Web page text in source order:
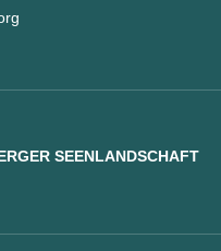
SEENLANDSCHAFT